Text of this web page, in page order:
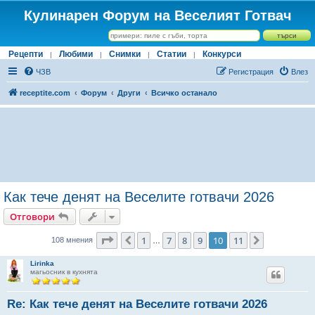
Кулинарен Форум на Веселият Готвач
Рецепти | Любими | Снимки | Статии | Конкурси
ЧЗВ Влез
Регистрация
receptite.com Форум Други Всичко останало
Как тече денят на Веселите готвачи 2026
Отговори
108 мнения Страница 10 от11
Предишна
1 7 8 9 10 11
Lirinka
магьосник в кухнята
Re: Как тече денят на Веселите готвачи 2026